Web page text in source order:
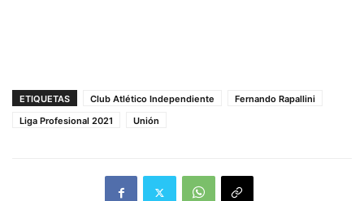
ETIQUETAS Club Atlético Independiente
Fernando Rapallini
Liga Profesional 2021
Unión